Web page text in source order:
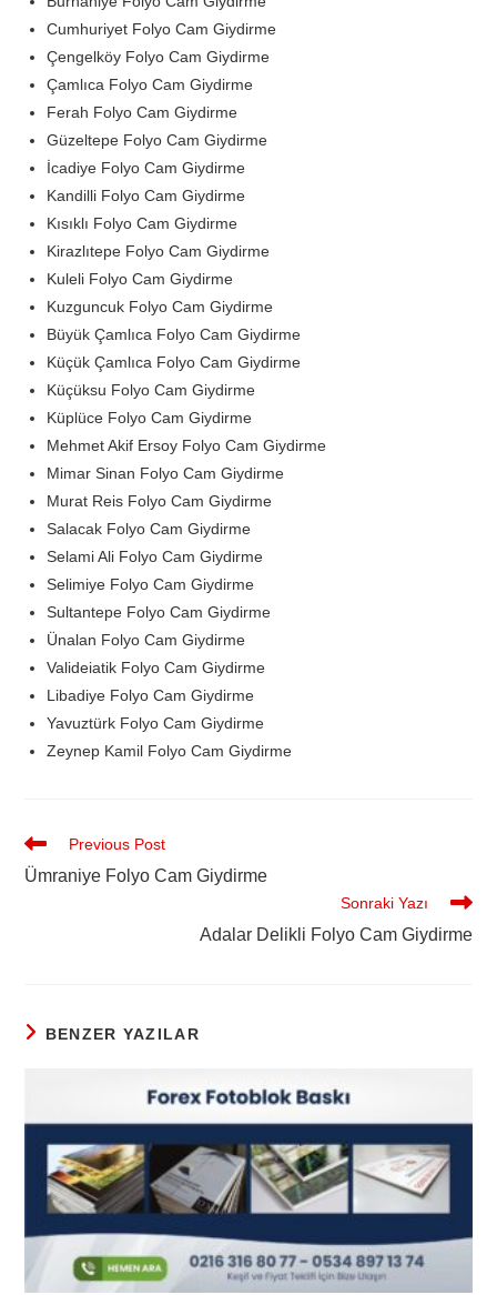
Cumhuriyet Folyo Cam Giydirme
Çengelköy Folyo Cam Giydirme
Çamlıca Folyo Cam Giydirme
Ferah Folyo Cam Giydirme
Güzeltepe Folyo Cam Giydirme
İcadiye Folyo Cam Giydirme
Kandilli Folyo Cam Giydirme
Kısıklı Folyo Cam Giydirme
Kirazlıtepe Folyo Cam Giydirme
Kuleli Folyo Cam Giydirme
Kuzguncuk Folyo Cam Giydirme
Büyük Çamlıca Folyo Cam Giydirme
Küçük Çamlıca Folyo Cam Giydirme
Küçüksu Folyo Cam Giydirme
Küplüce Folyo Cam Giydirme
Mehmet Akif Ersoy Folyo Cam Giydirme
Mimar Sinan Folyo Cam Giydirme
Murat Reis Folyo Cam Giydirme
Salacak Folyo Cam Giydirme
Selami Ali Folyo Cam Giydirme
Selimiye Folyo Cam Giydirme
Sultantepe Folyo Cam Giydirme
Ünalan Folyo Cam Giydirme
Valideiatik Folyo Cam Giydirme
Libadiye Folyo Cam Giydirme
Yavuztürk Folyo Cam Giydirme
Zeynep Kamil Folyo Cam Giydirme
Previous Post
Ümraniye Folyo Cam Giydirme
Sonraki Yazı
Adalar Delikli Folyo Cam Giydirme
BENZER YAZILAR